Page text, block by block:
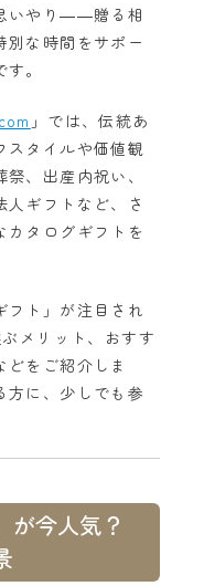
いやり――贈る相
別な時間をサポー
。
」では、伝統あ
スタイルや価値観
、出産内祝い、
ギフトなど、さ
カタログギフトを
フト」が注目され
ぶメリット、おすす
をご紹介しま
方に、少しでも参
が今人気？